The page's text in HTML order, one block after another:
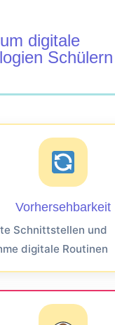
digitale
Vorhersehbarkeit
Schnittstellen und
digitale Routinen